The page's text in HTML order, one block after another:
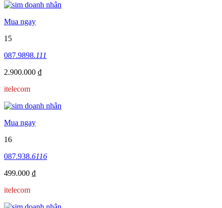
Mua ngay
15
087.9898.111
2.900.000 ₫
itelecom
Mua ngay
16
087.938.6116
499.000 ₫
itelecom